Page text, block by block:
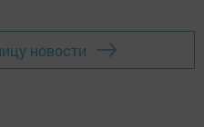
новости